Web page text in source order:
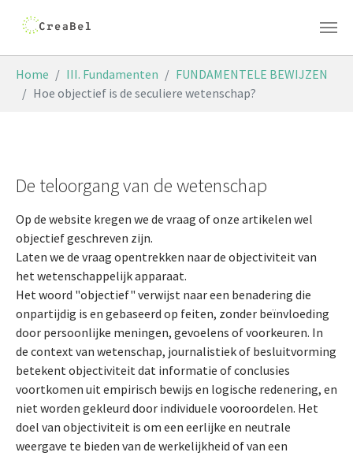
Home III. Fundamenten
FUNDAMENTELE BEWIJZEN
Hoe objectief is de seculiere wetenschap?
De teloorgang van de wetenschap
Op de website kregen we de vraag of onze artikelen wel
objectief geschreven zijn.
Laten we de vraag opentrekken naar de objectiviteit van
het wetenschappelijk apparaat.
Het woord "objectief" verwijst naar een benadering die
onpartijdig is en gebaseerd op feiten, zonder beïnvloeding
door persoonlijke meningen, gevoelens of voorkeuren. In
de context van wetenschap, journalistiek of besluitvorming
betekent objectiviteit dat informatie of conclusies
voortkomen uit empirisch bewijs en logische redenering, en
niet worden gekleurd door individuele vooroordelen. Het
doel van objectiviteit is om een eerlijke en neutrale
weergave te bieden van de werkelijkheid of van een